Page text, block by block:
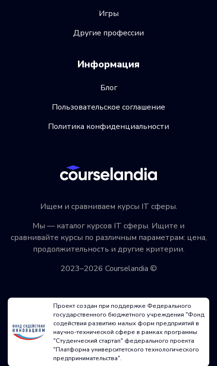
Ищем и сравниваем курсы IT сферы.
Мы — каталог курсов IT сферы. Ищите и
сравнивайте курсы по различным параметрам: цена,
продолжительность и другие критерии.
2023–2026 Courselandia ©
Игры
Другие профессии
Информация
Блог
Пользовательское соглашение
Политика конфиденциальности
Проект создан при поддержке Федерального
государственного бюджетного учреждения "Фонд
содействия развитию малых форм предприятий в
научно-технической сфере в рамках программы
"Студенческий стартап" федерального проекта
"Платформа университетского технологического
предпринимательства".